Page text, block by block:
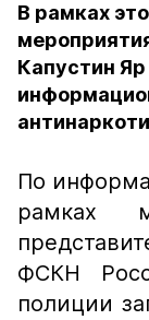
В рамках
Капустин
По
рамках
ФСКН
полиции